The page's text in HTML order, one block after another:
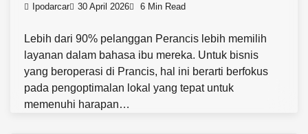
Ipodarcar 30 April 2026 6 Min Read
Lebih dari 90% pelanggan Perancis lebih memilih
layanan dalam bahasa ibu mereka. Untuk bisnis
yang beroperasi di Prancis, hal ini berarti berfokus
pada pengoptimalan lokal yang tepat untuk
memenuhi harapan…